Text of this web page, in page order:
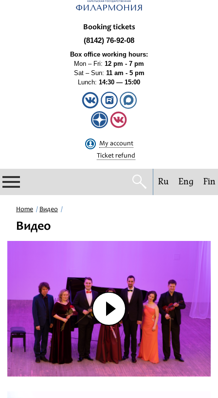
Booking tickets
(8142) 76-92-08
Box office working hours:
Mon – Fri: 12 pm - 7 pm
Sat – Sun: 11 am - 5 pm
Lunch: 14:30 — 15:00
My account
Ticket refund
Philharmonic
Current events
Ru Eng Fin
Home Видео
Видео